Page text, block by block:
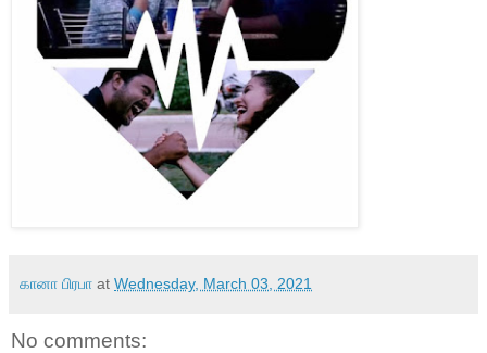
கானா பிரபா at Wednesday, March 03, 2021
No comments: